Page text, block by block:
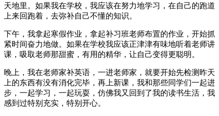
天地里。如果我在学校，我应该在努力地学习，在自己的跑道
上来回跑着，去弥补自己不懂的知识。
下午，我拿起寒假作业，拿起补习班老师布置的作业，开始抓
紧时间奋力地做。如果在学校我应该正津津有味地听着老师讲
课，吸取老师那甜蜜，有用的精华，让自己变得更聪明。
晚上，我在老师家补英语，一进老师家，就要开始先检测昨天
上的东西有没有消化完毕，再上新课，我和那些同学们一起进
步，一起学习，一起玩耍，仿佛我又回到了我的读书生活，我
感到过特别充实，特别开心。